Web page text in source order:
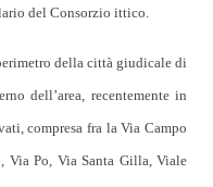
del Consorzio ittico.
della città giudicale di
dell’area, recentemente in
compresa fra la Via Campo
Via Po, Via Santa Gilla, Viale